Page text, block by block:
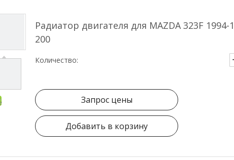
Радиатор двигателя для MAZDA 323F 1994-
200
Количество:
Запрос цены
Добавить в корзину